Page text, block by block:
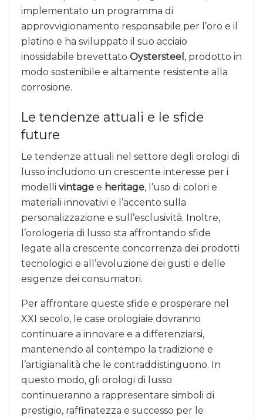
implementato un programma di
approvvigionamento responsabile per l’oro e il
platino e ha sviluppato il suo acciaio
inossidabile brevettato Oystersteel , prodotto in
modo sostenibile e altamente resistente alla
corrosione.
Le tendenze attuali e le sfide
future
Le tendenze attuali nel settore degli orologi di
lusso includono un crescente interesse per i
modelli vintage e heritage, l’uso di colori e
materiali innovativi e l’accento sulla
personalizzazione e sull’esclusività. Inoltre,
l’orologeria di lusso sta affrontando sfide
legate alla crescente concorrenza dei prodotti
tecnologici e all’evoluzione dei gusti e delle
esigenze dei consumatori.
Per affrontare queste sfide e prosperare nel
XXI secolo, le case orologiaie dovranno
continuare a innovare e a differenziarsi,
mantenendo al contempo la tradizione e
l’artigianalità che le contraddistinguono. In
questo modo, gli orologi di lusso
continueranno a rappresentare simboli di
prestigio, raffinatezza e successo per le